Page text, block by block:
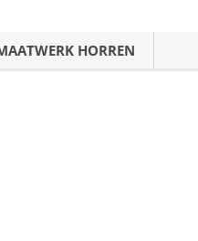
HORREN